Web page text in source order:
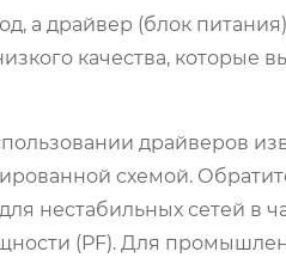
а драйвер (блок
качества, которые
драйверов
схемой.
нестабильных сетей в
(PF). Для